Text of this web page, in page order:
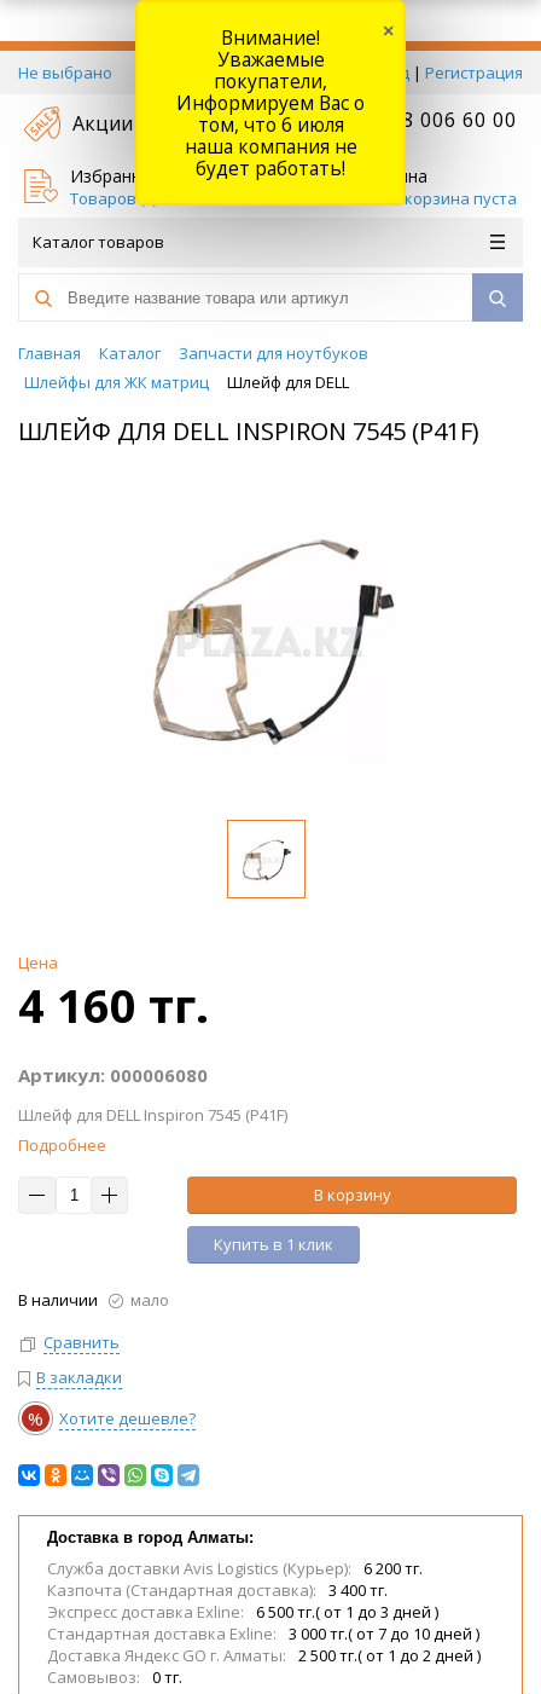
Не выбрано Вход | Регистрация
Акции +7 778 006 60 00
Избранное
Товаров (
Корзина
Ваша корзина пуста
Каталог товаров
Главная Каталог
Запчасти для ноутбуков
Шлейфы для ЖК матриц
Шлейф для DELL
ШЛЕЙФ ДЛЯ DELL INSPIRON 7545 (P41F)
Цена
4 160 тг.
Артикул: 000006080
Шлейф для DELL Inspiron 7545 (P41F)
Подробнее
В корзину
Купить в 1 клик
В наличии
мало
Сравнить
В закладки
% Хотите дешевле?
Доставка в город Алматы:
Служба доставки Avis Logistics (Курьер):
6 200 тг.
Казпочта (Стандартная доставка):
3 400 тг.
Экспресс доставка Exline:
6 500 тг.( от 1 до 3 дней )
Стандартная доставка Exline:
3 000 тг.( от 7 до 10 дней )
Доставка Яндекс GO г. Алматы:
2 500 тг.( от 1 до 2 дней )
Самовывоз:
0 тг.
Внимание!
Уважаемые
покупатели,
Информируем Вас о
том, что 6 июля
наша компания не
будет работать!
×